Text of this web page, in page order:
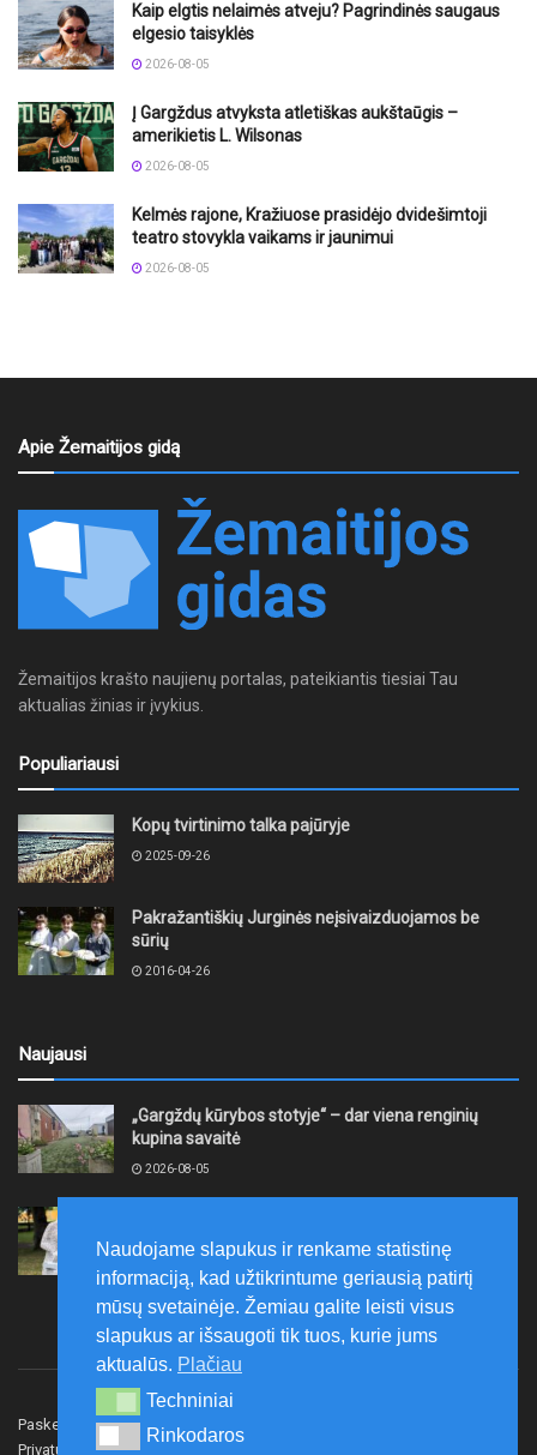
Kaip elgtis nelaimės atveju? Pagrindinės saugaus
elgesio taisyklės
2026-08-05
Į Gargždus atvyksta atletiškas aukštaūgis –
amerikietis L. Wilsonas
2026-08-05
Kelmės rajone, Kražiuose prasidėjo dvidešimtoji
teatro stovykla vaikams ir jaunimui
2026-08-05
Apie Žemaitijos gidą
Žemaitijos krašto naujienų portalas, pateikiantis tiesiai Tau
aktualias žinias ir įvykius.
Populiariausi
Kopų tvirtinimo talka pajūryje
2025-09-26
Pakražantiškių Jurginės neįsivaizduojamos be
sūrių
2016-04-26
Naujausi
„Gargždų kūrybos stotyje“ – dar viena renginių
kupina savaitė
2026-08-05
papuošė trys nauji kūriniai
2026-08-05
Paskelbk naujieną Rašyti redakcijai
Privatumo politika
Naudojame slapukus ir renkame statistinę
informaciją, kad užtikrintume geriausią patirtį
mūsų svetainėje. Žemiau galite leisti visus
slapukus ar išsaugoti tik tuos, kurie jums
aktualūs. Plačiau
Techniniai
Techniniai
Rinkodaros
Rinkodaros